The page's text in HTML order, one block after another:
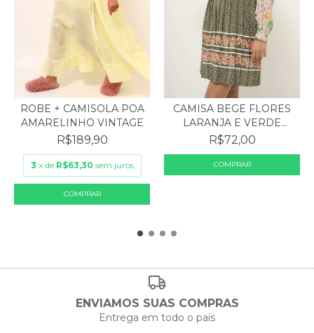
ROBE + CAMISOLA POA
AMARELINHO VINTAGE
R$189,90
3 x de R$63,30 sem juros
CAMISA BEGE FLORES
LARANJA E VERDE
MANGA...
R$72,00
ENVIAMOS SUAS COMPRAS
Entrega em todo o país